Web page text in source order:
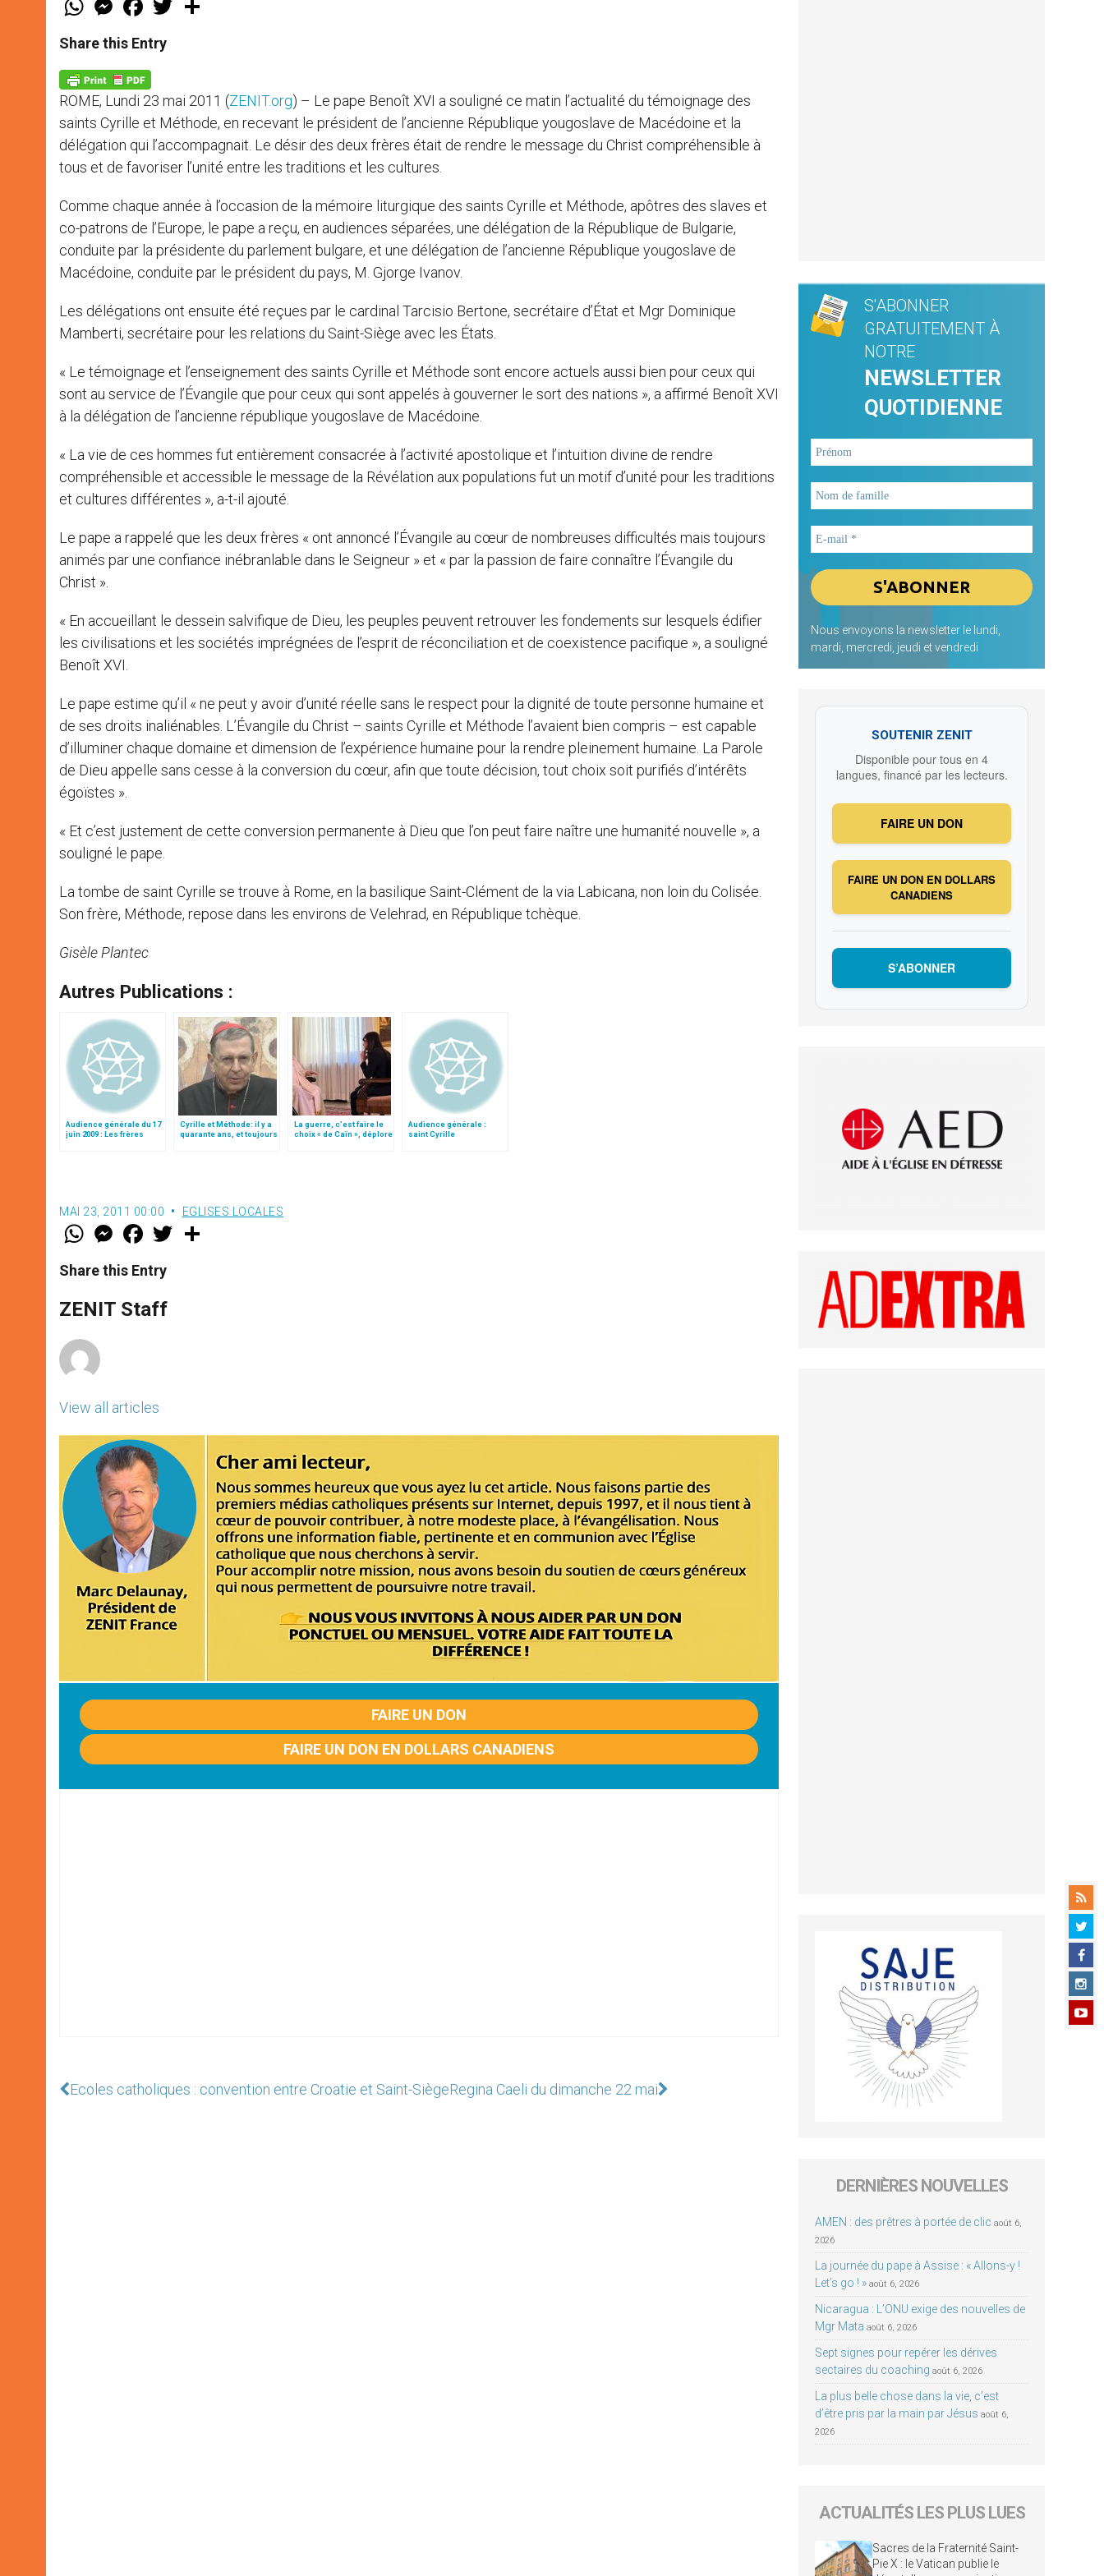
t
s
p
p
e
s
e
g
e
r
a
e
b
k
w
Share this Entry
ROME, Lundi 23 mai 2011 (ZENIT.org) – Le pape Benoît XVI a souligné ce matin l’actualité du témoignage des
saints Cyrille et Méthode, en recevant le président de l’ancienne République yougoslave de Macédoine et la
délégation qui l’accompagnait. Le désir des deux frères était de rendre le message du Christ compréhensible à
tous et de favoriser l’unité entre les traditions et les cultures.
Comme chaque année à l’occasion de la mémoire liturgique des saints Cyrille et Méthode, apôtres des slaves et
co-patrons de l’Europe, le pape a reçu, en audiences séparées, une délégation de la République de Bulgarie,
conduite par la présidente du parlement bulgare, et une délégation de l’ancienne République yougoslave de
Macédoine, conduite par le président du pays, M. Gjorge Ivanov.
Les délégations ont ensuite été reçues par le cardinal Tarcisio Bertone, secrétaire d’État et Mgr Dominique
Mamberti, secrétaire pour les relations du Saint-Siège avec les États.
« Le témoignage et l’enseignement des saints Cyrille et Méthode sont encore actuels aussi bien pour ceux qui
sont au service de l’Évangile que pour ceux qui sont appelés à gouverner le sort des nations », a affirmé Benoît XVI
à la délégation de l’ancienne république yougoslave de Macédoine.
« La vie de ces hommes fut entièrement consacrée à l’activité apostolique et l’intuition divine de rendre
compréhensible et accessible le message de la Révélation aux populations fut un motif d’unité pour les traditions
et cultures différentes », a-t-il ajouté.
Le pape a rappelé que les deux frères « ont annoncé l’Évangile au cœur de nombreuses difficultés mais toujours
animés par une confiance inébranlable dans le Seigneur » et « par la passion de faire connaître l’Évangile du
Christ ».
« En accueillant le dessein salvifique de Dieu, les peuples peuvent retrouver les fondements sur lesquels édifier
les civilisations et les sociétés imprégnées de l’esprit de réconciliation et de coexistence pacifique », a souligné
Benoît XVI.
Le pape estime qu’il « ne peut y avoir d’unité réelle sans le respect pour la dignité de toute personne humaine et
de ses droits inaliénables. L’Évangile du Christ – saints Cyrille et Méthode l’avaient bien compris – est capable
d’illuminer chaque domaine et dimension de l’expérience humaine pour la rendre pleinement humaine. La Parole
de Dieu appelle sans cesse à la conversion du cœur, afin que toute décision, tout choix soit purifiés d’intérêts
égoïstes ».
« Et c’est justement de cette conversion permanente à Dieu que l’on peut faire naître une humanité nouvelle », a
souligné le pape.
La tombe de saint Cyrille se trouve à Rome, en la basilique Saint-Clément de la via Labicana, non loin du Colisée.
Son frère, Méthode, repose dans les environs de Velehrad, en République tchèque.
Gisèle Plantec
Autres Publications :
Audience générale du 17
juin 2009 : Les frères
Cyrille et Méthode: il y a
quarante ans, et toujours
La guerre, c’est faire le
choix « de Caïn », déplore
Audience générale :
saint Cyrille
MAI 23, 2011 00:00 EGLISES LOCALES
W
t
s
p
p
M
e
s
e
g
e
F
a
e
b
o
k
w
Share this Entry
ZENIT Staff
View all articles
FAIRE UN DON
FAIRE UN DON EN DOLLARS CANADIENS
Ecoles catholiques : convention entre Croatie et Saint-SiègeRegina Caeli du dimanche 22 mai
S'ABONNER
GRATUITEMENT À
NOTRE
NEWSLETTER
QUOTIDIENNE
Nous envoyons la newsletter le lundi,
mardi, mercredi, jeudi et vendredi
SOUTENIR ZENIT
Disponible pour tous en 4
langues, financé par les lecteurs.
FAIRE UN DON
FAIRE UN DON EN DOLLARS
CANADIENS
S’ABONNER
DERNIÈRES NOUVELLES
AMEN : des prêtres à portée de clic août 6,
2026
La journée du pape à Assise : « Allons-y !
Let’s go ! » août 6, 2026
Nicaragua : L’ONU exige des nouvelles de
Mgr Mata août 6, 2026
Sept signes pour repérer les dérives
sectaires du coaching août 6, 2026
La plus belle chose dans la vie, c’est
d’être pris par la main par Jésus août 6,
2026
ACTUALITÉS LES PLUS LUES
Sacres de la Fraternité Saint-
Pie X : le Vatican publie le